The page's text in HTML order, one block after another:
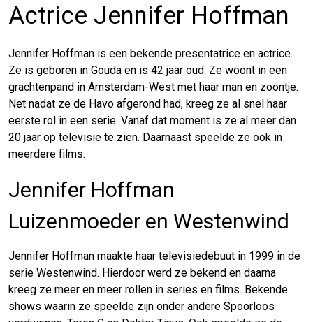
Actrice Jennifer Hoffman
Jennifer Hoffman is een bekende presentatrice en actrice.
Ze is geboren in Gouda en is 42 jaar oud. Ze woont in een
grachtenpand in Amsterdam-West met haar man en zoontje.
Net nadat ze de Havo afgerond had, kreeg ze al snel haar
eerste rol in een serie. Vanaf dat moment is ze al meer dan
20 jaar op televisie te zien. Daarnaast speelde ze ook in
meerdere films.
Jennifer Hoffman
Luizenmoeder en Westenwind
Jennifer Hoffman maakte haar televisiedebuut in 1999 in de
serie Westenwind. Hierdoor werd ze bekend en daarna
kreeg ze meer en meer rollen in series en films. Bekende
shows waarin ze speelde zijn onder andere Spoorloos